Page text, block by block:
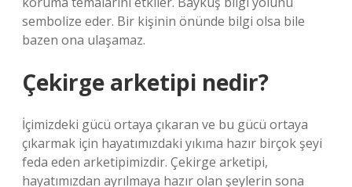
sembolize eder. Bir kişinin önünde bilgi olsa bile
bazen ona ulaşamaz.
Çekirge arketipi nedir?
İçimizdeki gücü ortaya çıkaran ve bu gücü ortaya
çıkarmak için hayatımızdaki yıkıma hazır birçok şeyi
feda eden arketipimizdir. Çekirge arketipi,
hayatımızdan ayrılmaya hazır olan şeylerin sona